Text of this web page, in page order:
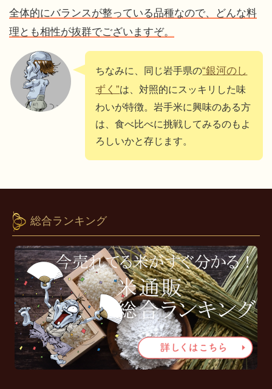
全体的にバランスが整っている品種なので、どんな料
理とも相性が抜群でございますぞ。
ちなみに、同じ岩手県の“銀河のし
ずく”は、対照的にスッキリした味
わいが特徴。岩手米に興味のある方
は、食べ比べに挑戦してみるのもよ
ろしいかと存じます。
総合ランキング